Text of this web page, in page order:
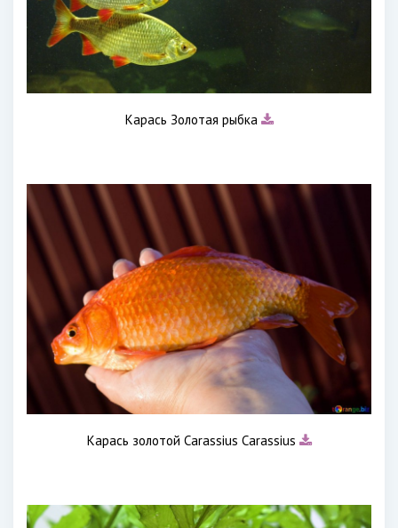
Карась Золотая рыбка
Карась золотой Carassius Carassius